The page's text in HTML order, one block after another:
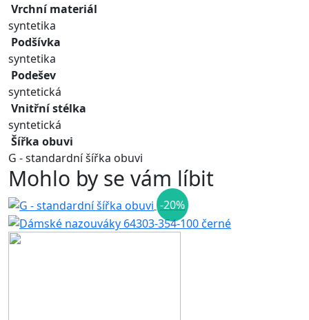
Vrchní materiál
syntetika
Podšívka
syntetika
Podešev
syntetická
Vnitřní stélka
syntetická
Šířka obuvi
G - standardní šířka obuvi
Mohlo by se vám líbit
-20%